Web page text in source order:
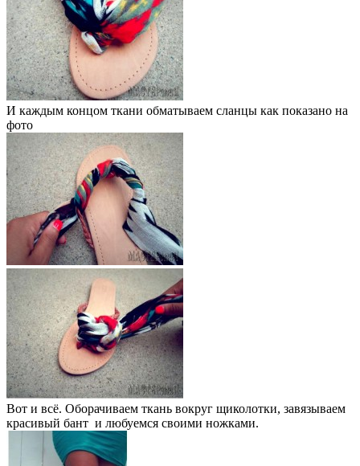
И каждым концом ткани обматываем сланцы как показано на
фото
Вот и всё. Оборачиваем ткань вокруг щиколотки, завязываем
красивый бант и любуемся своими ножками.